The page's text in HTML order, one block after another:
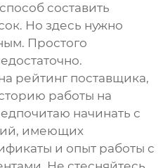
составить
Но здесь нужно
Простого
рейтинг поставщика,
работы на
начинать с
имеющих
и опыт работы с